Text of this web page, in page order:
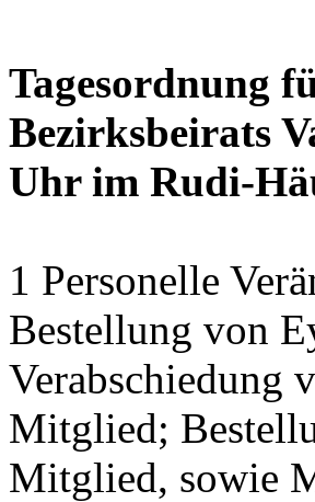
Tagesordnung
Bezirksbeirats
Uhr im Rudi-
1 Personelle
Bestellung von
Verabschiedung
Mitglied;
Mitglied, sowie